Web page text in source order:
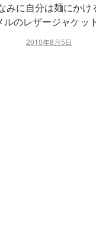
みに自分は麺にかけ
ルのレザージャケッ
2010年8月5日